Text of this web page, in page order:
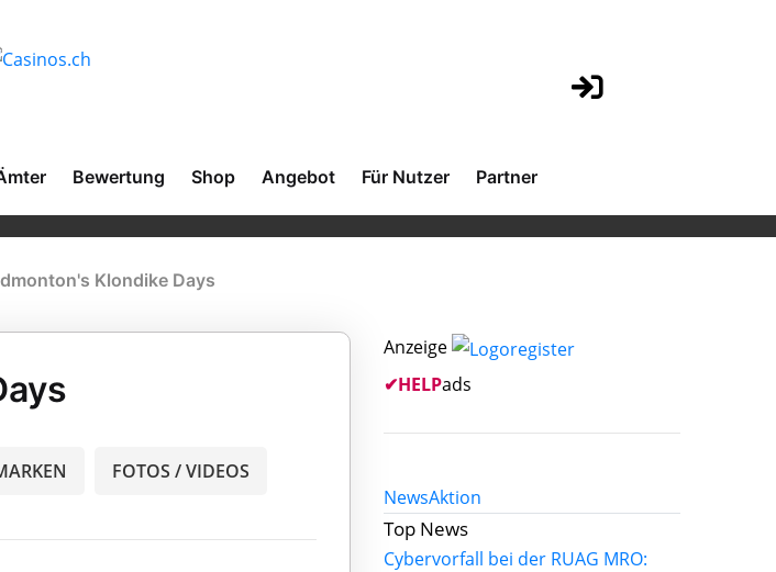
Bewertung Shop Angebot Für Nutzer Partner
Klondike Days
FOTOS / VIDEOS
Anzeige
✔HELPads
NewsAktion
Top News
Cybervorfall bei der RUAG MRO: